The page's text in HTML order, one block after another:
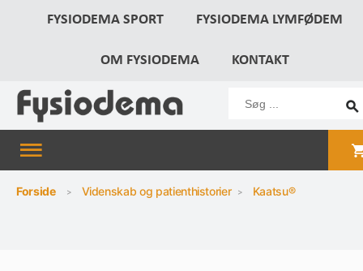
FYSIODEMA SPORT FYSIODEMA LYMFØDEM
OM FYSIODEMA KONTAKT
Forside Videnskab og patienthistorier Kaatsu®